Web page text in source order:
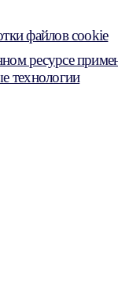
файлов cookie
ресурсе
технологии